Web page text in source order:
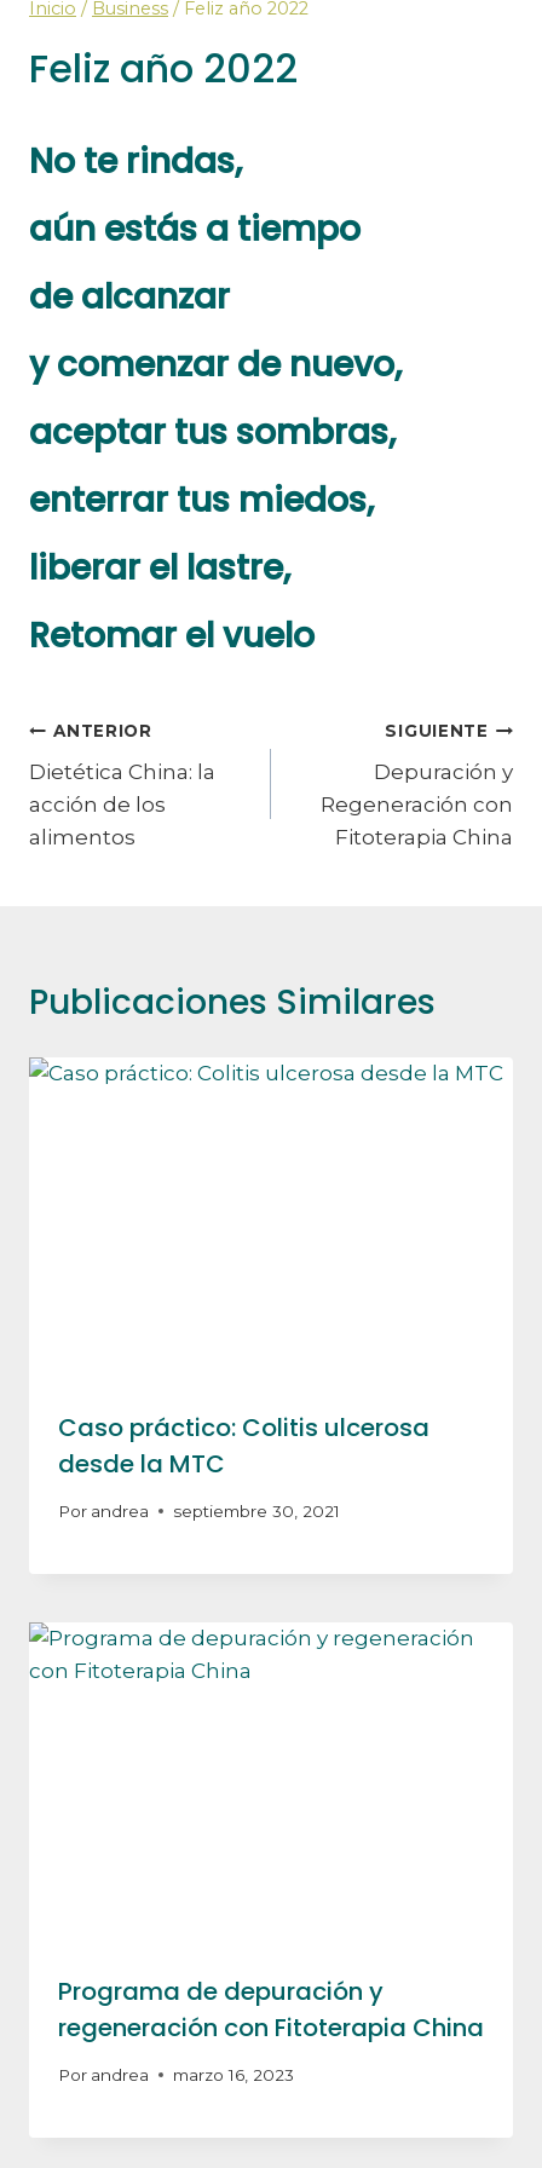
Inicio / Business / Feliz año 2022
Feliz año 2022
No te rindas,
aún estás a tiempo
de alcanzar
y comenzar de nuevo,
aceptar tus sombras,
enterrar tus miedos,
liberar el lastre,
Retomar el vuelo
Navegación
de
entradas
ANTERIOR
Dietética China: la
acción de los
alimentos
SIGUIENTE
Depuración y
Regeneración con
Fitoterapia China
Publicaciones Similares
Caso práctico: Colitis ulcerosa
desde la MTC
Por andrea septiembre 30, 2021
Programa de depuración y
regeneración con Fitoterapia China
Por andrea marzo 16, 2023